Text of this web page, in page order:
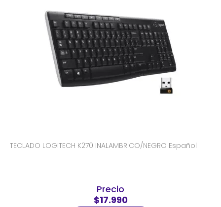
TECLADO LOGITECH K270 INALAMBRICO/NEGRO Español
Precio
$17.990